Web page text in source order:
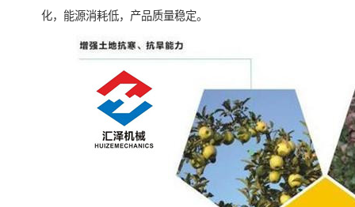
化，能源消耗低，产品质量稳定。